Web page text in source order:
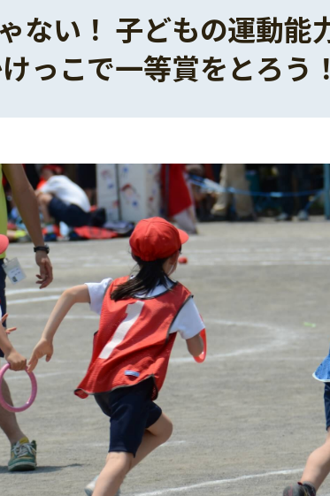
ない！ 子どもの運動能
っこで一等賞をとろう